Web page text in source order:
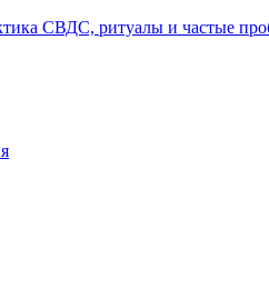
СВДС, ритуалы и частые